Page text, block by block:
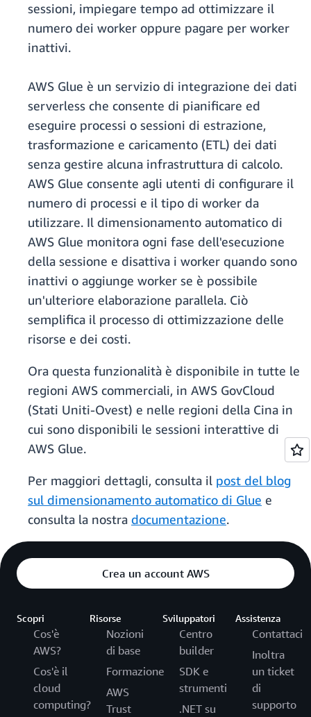
sessioni, impiegare tempo ad ottimizzare il
numero dei worker oppure pagare per worker
inattivi.
AWS Glue è un servizio di integrazione dei dati
serverless che consente di pianificare ed
eseguire processi o sessioni di estrazione,
trasformazione e caricamento (ETL) dei dati
senza gestire alcuna infrastruttura di calcolo.
AWS Glue consente agli utenti di configurare il
numero di processi e il tipo di worker da
utilizzare. Il dimensionamento automatico di
AWS Glue monitora ogni fase dell'esecuzione
della sessione e disattiva i worker quando sono
inattivi o aggiunge worker se è possibile
un'ulteriore elaborazione parallela. Ciò
semplifica il processo di ottimizzazione delle
risorse e dei costi.
Ora questa funzionalità è disponibile in tutte le
regioni AWS commerciali, in AWS GovCloud
(Stati Uniti-Ovest) e nelle regioni della Cina in
cui sono disponibili le sessioni interattive di
AWS Glue.
Per maggiori dettagli, consulta il post del blog
sul dimensionamento automatico di Glue e
consulta la nostra documentazione.
Crea un account AWS
Scopri
Cos'è
AWS?
Cos'è il
cloud
computing?
Risorse
Nozioni
di base
Formazione
AWS
Trust
Sviluppatori
Centro
builder
SDK e
strumenti
.NET su
Assistenza
Contattaci
Inoltra
un ticket
di
supporto